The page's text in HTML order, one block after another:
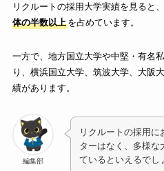
リクルートの採用大学実績を見ると、
体の半数以上を占めています。
一方で、地方国立大学や中堅・有名
り、横浜国立大学、筑波大学、大阪
績があります。
編集部
リクルートの採用
ターはなく、多様な
ているといえるでし